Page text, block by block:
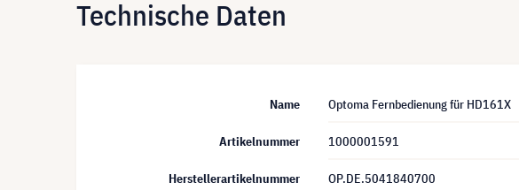
Technische Daten
Name Optoma Fernbedienung für HD161X
Artikelnummer 1000001591
Herstellerartikelnummer OP.DE.5041840700